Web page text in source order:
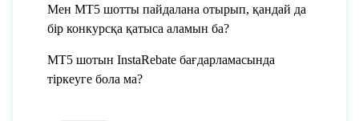
Мен МТ5 шотты пайдалана отырып, қандай да
бір конкурсқа қатыса аламын ба?
МТ5 шотын InstaRebate бағдарламасында
тіркеуге бола ма?